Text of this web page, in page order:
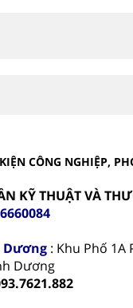
CÔNG NGHIỆP,
KỸ THUẬT VÀ
Dương : Khu Phố 1A
Dương